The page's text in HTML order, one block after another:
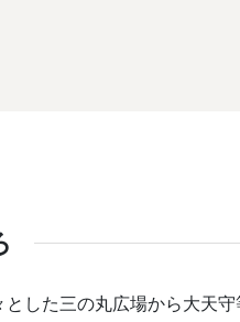
した三の丸広場から大天